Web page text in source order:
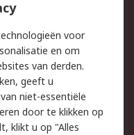
veiligheid
voor
en om
van derden.
geeft u
niet-essentiële
door te klikken op
klikt u op "Alles